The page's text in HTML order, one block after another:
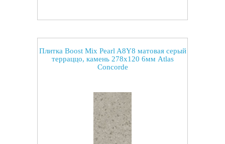
Плитка Boost Mix Pearl A8Y8 матовая серый
терраццо, камень 278x120 6мм Atlas
Concorde